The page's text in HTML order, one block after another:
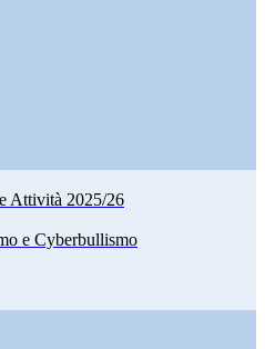
Attività 2025/26
e Cyberbullismo